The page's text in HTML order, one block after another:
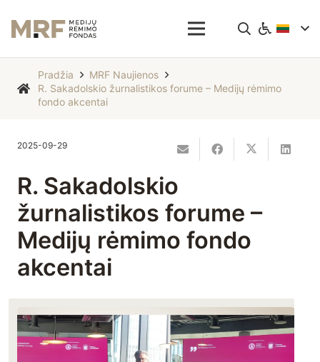
Pradžia
MRF Naujienos
R. Sakadolskio žurnalistikos forume – Medijų rėmimo
fondo akcentai
2025-09-29
R. Sakadolskio
žurnalistikos forume –
Medijų rėmimo fondo
akcentai